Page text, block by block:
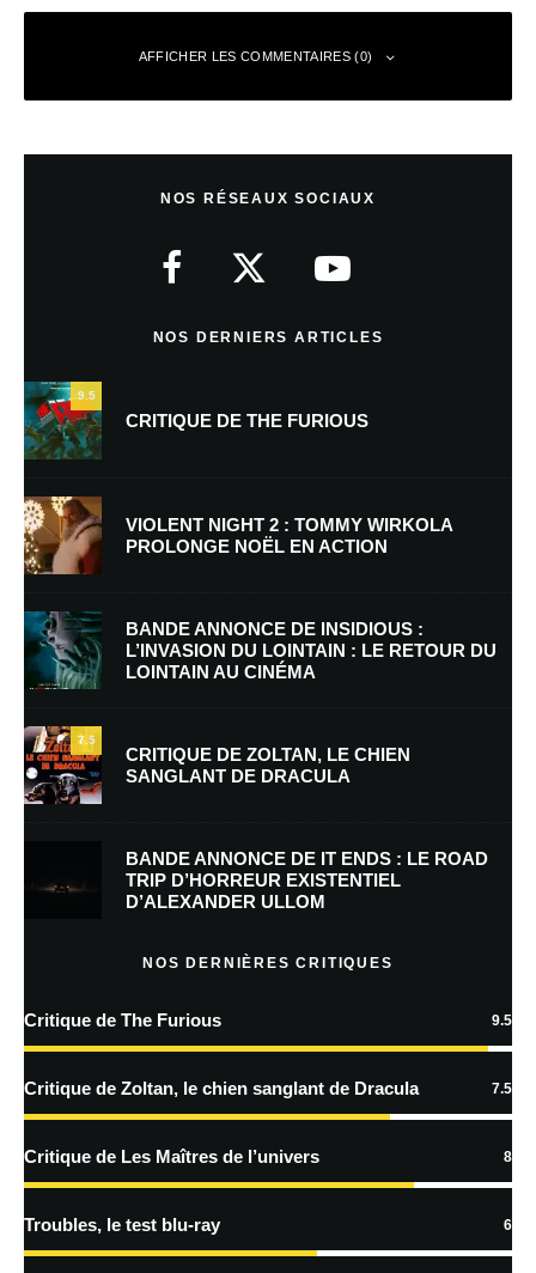
AFFICHER LES COMMENTAIRES (0)
Nom*
E-mail* Site web
Enregistrer mon nom, mon e-mail et mon site dans le navigateur pour
mon prochain commentaire.
Prévenez-moi de tous les nouveaux commentaires par e-mail.
En savoir
traitées
NOS RÉSEAUX SOCIAUX
NOS DERNIERS ARTICLES
9.5
CRITIQUE DE THE FURIOUS
VIOLENT NIGHT 2 : TOMMY WIRKOLA
PROLONGE NOËL EN ACTION
BANDE ANNONCE DE INSIDIOUS :
L’INVASION DU LOINTAIN : LE RETOUR DU
LOINTAIN AU CINÉMA
7.5
CRITIQUE DE ZOLTAN, LE CHIEN
SANGLANT DE DRACULA
BANDE ANNONCE DE IT ENDS : LE ROAD
TRIP D’HORREUR EXISTENTIEL
D’ALEXANDER ULLOM
NOS DERNIÈRES CRITIQUES
Critique de The Furious 9.5
Critique de Zoltan, le chien sanglant de Dracula 7.5
Critique de Les Maîtres de l’univers 8
Troubles, le test blu-ray 6